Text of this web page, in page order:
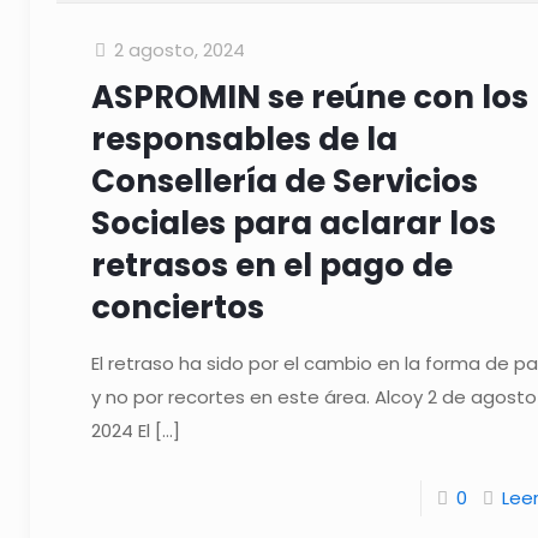
2 agosto, 2024
ASPROMIN se reúne con los
responsables de la
Consellería de Servicios
Sociales para aclarar los
retrasos en el pago de
conciertos
El retraso ha sido por el cambio en la forma de
y no por recortes en este área. Alcoy 2 de agosto
2024 El […]
0